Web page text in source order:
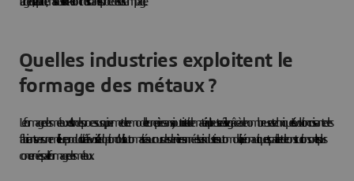
Quelles industries exploitent le
formage des métaux ?
Le formage des métaux est l’un des processus qui permet de remodeler une pièce sans ajout ni retrait de matériau. Il peut se réaliser grâce à de nombreuses techniques. L’évolution croissante des
fabricants vers une meilleure productivité a favorisé l’adoption d’outils automatisés au cours des dernières années. Les industries automobile, aéronautique et spatiale et de construction sont les plus
concernées par le formage des métaux.